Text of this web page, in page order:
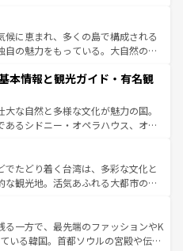
光、ショッピング、エンターテイ
激的なスポットだ。一方、アメリカ
り、グランドキャニオンやイエロー
は、音楽と美食が融合した独特の
メリカの各地域で異なる魅力を楽
と豊かな歴史を感じることができ
トリップや列車の旅も、アメリカ
候に恵まれ、多くの島で構成される
自の魅力をもっている。大自然の神
た、定番の観光地といえばオアフ
めるならマウイ島やカウアイ島が
リーンに輝く海をはじめ、豊かな
いる。「アロハスピリット」と呼ば
フードやハワイアンミュージッ
スなど、すべてがハワイの魅力を彩
新しい発見と感動が待っているハ
本情報と観光ガイド・有名観
な自然と多様な文化が魅力の国。
あるシドニー・オペラハウス、オー
にそびえるウルル（エアーズロッ
しい原生林やケアンズの熱帯雨林な
ん。また、カフェやワイン、オージ
充実しており、サーフィンやダイ
ど、アウトドア好きにはたまらな
多彩な魅力を存分に味わいつくそ
でたどり着く台湾は、多彩な文化と
な観光地。活気あふれる大都市の台
である台湾東部など、都市の喧騒
しており、訪れる人に新しい発見と
る。また、奥深い台湾の食文化も魅
る一方で、最先端のファッションやK
いる韓国。首都ソウルの宮殿や伝統